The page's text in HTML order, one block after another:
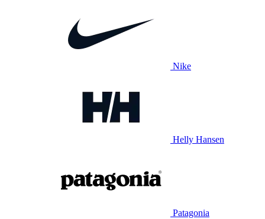
Nike
Helly Hansen
Patagonia